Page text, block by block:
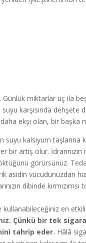
miktarlar üç ila
karşısında dehşete
ekşi olan, bir başka
suyu kalsiyum taşlarına
artış olur. İdrarınızın
görürsünüz.
vücudunuzdan
dibinde
en
Çünkü bir tek
tahrip eder. Hâlâ